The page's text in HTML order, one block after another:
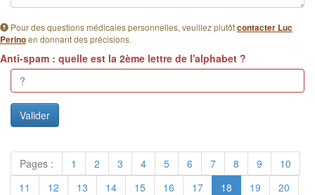
Pour des questions médicales personnelles, veuillez plutôtcontacter Luc
Perinoen donnant des précisions.
Anti-spam : quelle est la 2ème lettre de l'alphabet ?
Pages : 1 2 3 4 5 6 7 8 9
10
11
12 13 14 15 16 17 18 19
20